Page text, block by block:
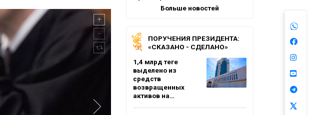
Больше новостей
ПОРУЧЕНИЯ ПРЕЗИДЕНТА:
«СКАЗАНО - СДЕЛАНО»
1,4 млрд теңге
выделено из
средств
возвращенных
активов на…